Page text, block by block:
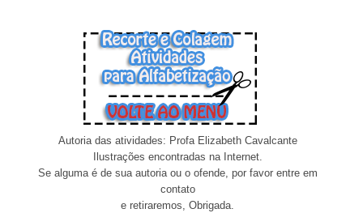
Autoria das atividades: Profa Elizabeth Cavalcante
Ilustrações encontradas na Internet.
Se alguma é de sua autoria ou o ofende, por favor entre em
contato
e retiraremos, Obrigada.